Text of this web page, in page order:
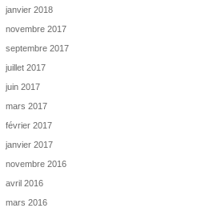
janvier 2018
novembre 2017
septembre 2017
juillet 2017
juin 2017
mars 2017
février 2017
janvier 2017
novembre 2016
avril 2016
mars 2016